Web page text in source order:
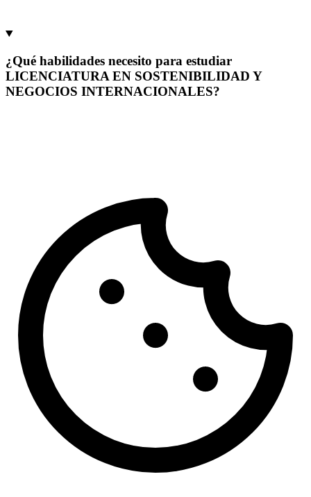
¿Qué habilidades necesito para estudiar
LICENCIATURA EN SOSTENIBILIDAD Y
NEGOCIOS INTERNACIONALES?